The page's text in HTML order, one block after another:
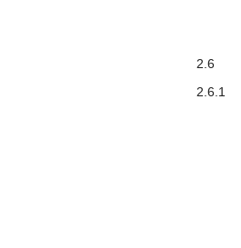
2.6
2.6.1